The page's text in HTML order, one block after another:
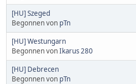
[HU] Szeged
Begonnen von pTn
[HU] Westungarn
Begonnen vonIkarus 280
[HU] Debrecen
Begonnen von pTn